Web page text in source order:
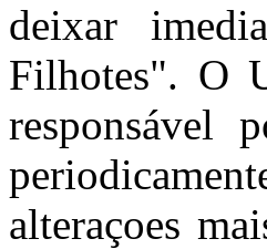
deixar
Filhotes". O
responsável
alteraçoes